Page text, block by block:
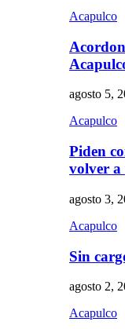
Acapulco
agosto 5,
Acapulco
Piden
volver
agosto 3,
Acapulco
Sin
agosto 2,
Acapulco